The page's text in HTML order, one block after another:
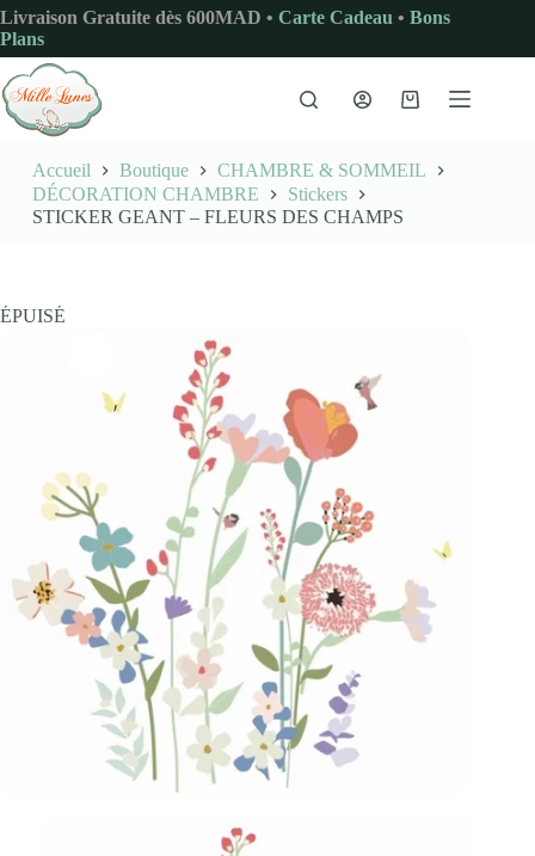
Passer
au
contenu
Livraison Gratuite dès 600MAD • Carte Cadeau • Bons
Plans
Panier
Accueil Boutique
CHAMBRE & SOMMEIL
DÉCORATION CHAMBRE
Stickers
STICKER GEANT – FLEURS DES CHAMPS
ÉPUISÉ